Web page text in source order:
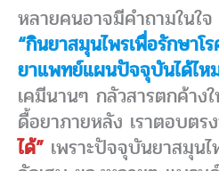
หลายคนอาจมีคำถามในใจ
“กินยาสมุนไพรเพื่อรักษาโ
ยาแพทย์แผนปัจจุบันได้ไห
เคมีนานๆ กลัวสารตกค้าง
ดื้อยาภายหลัง เราตอบตร
ได้” เพราะปัจจุบันยาสมุนไ